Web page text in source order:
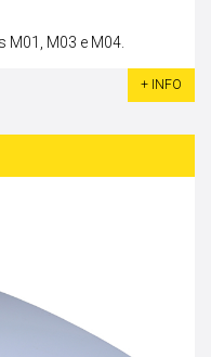
M01, M03 e M04.
+ INFO